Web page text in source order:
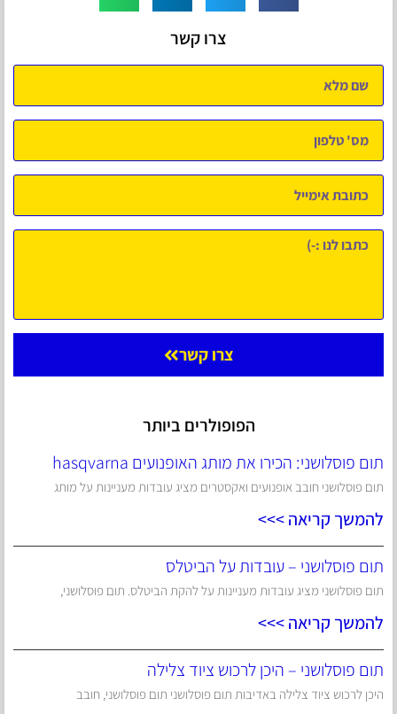
צרו קשר
צרו קשר
הפופולרים ביותר
תום פוסלושני: הכירו את מותג האופנועים hasqvarna
תום פוסלושני חובב אופנועים ואקסטרים מציג עובדות מעניינות על מותג
להמשך קריאה >>>
תום פוסלושני – עובדות על הביטלס
תום פוסלושני מציג עובדות מעניינות על להקת הביטלס. תום פוסלושני,
להמשך קריאה >>>
תום פוסלושני – היכן לרכוש ציוד צלילה
היכן לרכוש ציוד צלילה באדיבות תום פוסלושני תום פוסלושני, חובב